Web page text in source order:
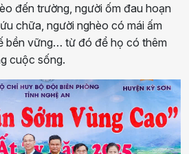
đến trường, người ốm đau hoạn
chữa, người nghèo có mái ấm
bền vững… từ đó để họ có thêm
cuộc sống.